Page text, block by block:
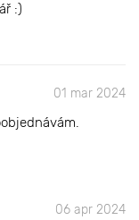
:)
01 mar 2024
06 apr 2024